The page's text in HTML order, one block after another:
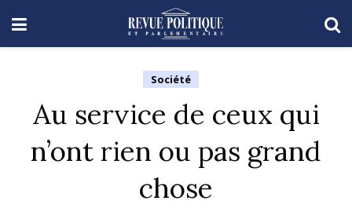
Société
Au service de ceux qui
n’ont rien ou pas grand
chose